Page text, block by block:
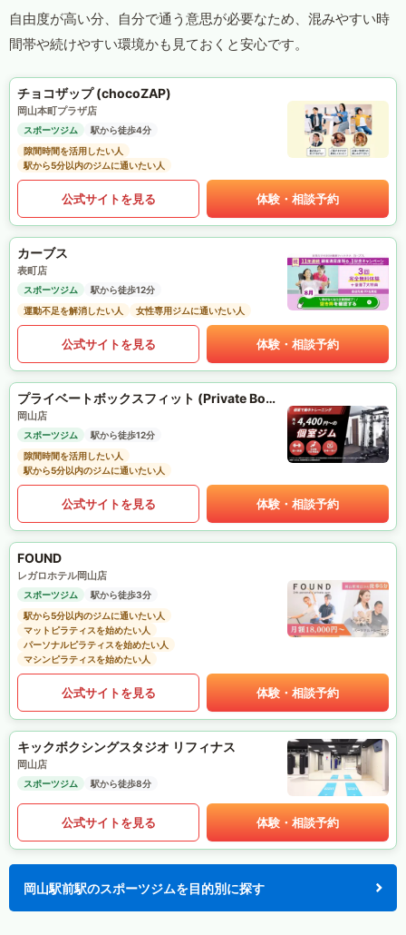
自由度が高い分、自分で通う意思が必要なため、混みやすい時
間帯や続けやすい環境かも見ておくと安心です。
チョコザップ (chocoZAP)
岡山本町プラザ店
スポーツジム
駅から徒歩4分
隙間時間を活用したい人
駅から5分以内のジムに通いたい人
公式サイトを見る 体験・相談予約
カーブス
表町店
スポーツジム
駅から徒歩12分
運動不足を解消したい人
女性専用ジムに通いたい人
公式サイトを見る 体験・相談予約
プライベートボックスフィット (Private Box Fit)
岡山店
スポーツジム
駅から徒歩12分
隙間時間を活用したい人
駅から5分以内のジムに通いたい人
公式サイトを見る 体験・相談予約
FOUND
レガロホテル岡山店
スポーツジム
駅から徒歩3分
駅から5分以内のジムに通いたい人
マットピラティスを始めたい人
パーソナルピラティスを始めたい人
マシンピラティスを始めたい人
公式サイトを見る 体験・相談予約
キックボクシングスタジオ リフィナス
岡山店
スポーツジム 駅から徒歩8分
公式サイトを見る 体験・相談予約
岡山駅前駅のスポーツジムを目的別に探す